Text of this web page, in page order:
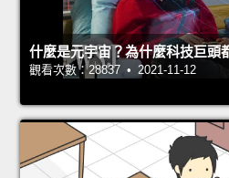
什麼是元宇宙？為什麼科技巨頭
觀看次數：28837 • 2021-11-12